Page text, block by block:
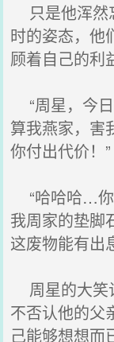
只是他浑然
时的姿态，他
顾着自己的利
“周星，今
算我燕家，害
你付出代价！”
“哈哈哈…你
我周家的垫脚
这废物能有出
周星的大笑
不否认他的父
己能够想想而